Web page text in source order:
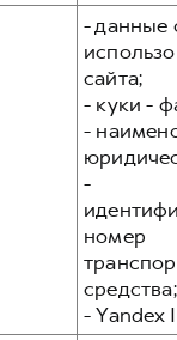
- данные
сайта;
- куки -
-
-
номер
средства;
- Yandex